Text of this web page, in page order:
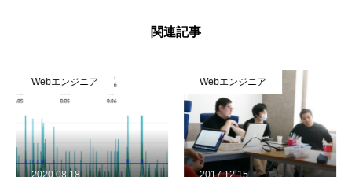
関連記事
Webエンジニア
2020.08.18
Webエンジニア
2017.12.15